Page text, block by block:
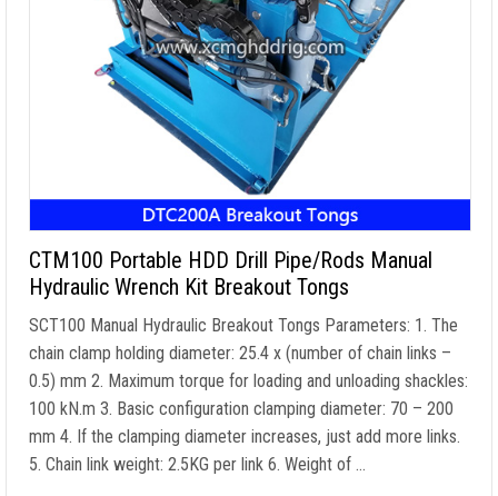
CTM100 Portable HDD Drill Pipe/Rods Manual
Hydraulic Wrench Kit Breakout Tongs
SCT100 Manual Hydraulic Breakout Tongs Parameters: 1. The
chain clamp holding diameter: 25.4 x (number of chain links –
0.5) mm 2. Maximum torque for loading and unloading shackles:
100 kN.m 3. Basic configuration clamping diameter: 70 – 200
mm 4. If the clamping diameter increases, just add more links.
5. Chain link weight: 2.5KG per link 6. Weight of …